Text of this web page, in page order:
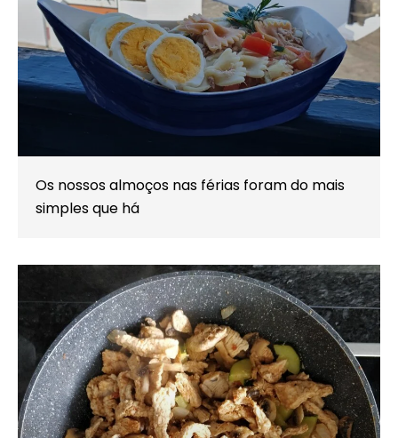
Os nossos almoços nas férias foram do mais
simples que há